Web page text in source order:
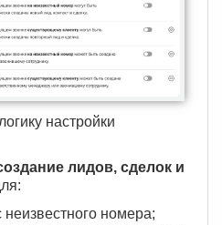
настройки
лидов, сделок и
номера;